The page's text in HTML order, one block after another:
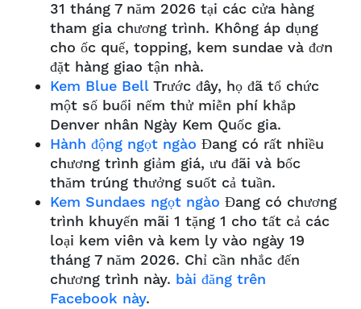
31 tháng 7 năm 2026 tại các cửa hàng
tham gia chương trình. Không áp dụng
cho ốc quế, topping, kem sundae và đơn
đặt hàng giao tận nhà.
Kem Blue BellTrước đây, họ đã tổ chức
một số buổi nếm thử miễn phí khắp
Denver nhân Ngày Kem Quốc gia.
Hành động ngọt ngào Đang có rất nhiều
chương trình giảm giá, ưu đãi và bốc
thăm trúng thưởng suốt cả tuần.
Kem Sundaes ngọt ngào Đang có chương
trình khuyến mãi 1 tặng 1 cho tất cả các
loại kem viên và kem ly vào ngày 19
tháng 7 năm 2026. Chỉ cần nhắc đến
chương trình này. bài đăng trên
Facebook này.